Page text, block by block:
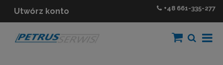
Utwórz konto +48 661-335-277